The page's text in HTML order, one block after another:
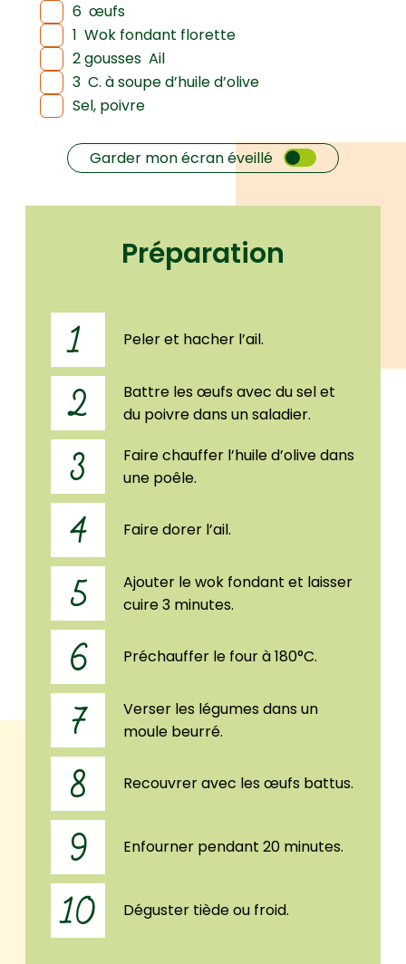
6 œufs
1 Wok fondant florette
2 gousses Ail
3 C. à soupe d’huile d’olive
Sel, poivre
Garder mon écran éveillé
Préparation
1 Peler et hacher l’ail.
2
Battre les œufs avec du sel et
du poivre dans un saladier.
3
Faire chauffer l’huile d’olive dans
une poêle.
4 Faire dorer l’ail.
5
Ajouter le wok fondant et laisser
cuire 3 minutes.
6 Préchauffer le four à 180°C.
7
Verser les légumes dans un
moule beurré.
8 Recouvrer avec les œufs battus.
9 Enfourner pendant 20 minutes.
10 Déguster tiède ou froid.